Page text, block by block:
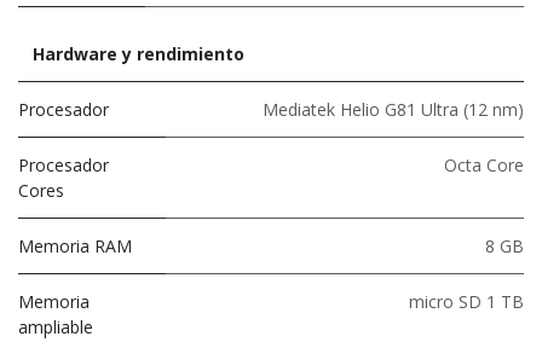
Hardware y rendimiento
Procesador Mediatek Helio G81 Ultra (12 nm)
Procesador
Cores
Octa Core
Memoria RAM 8 GB
Memoria
ampliable
micro SD 1 TB